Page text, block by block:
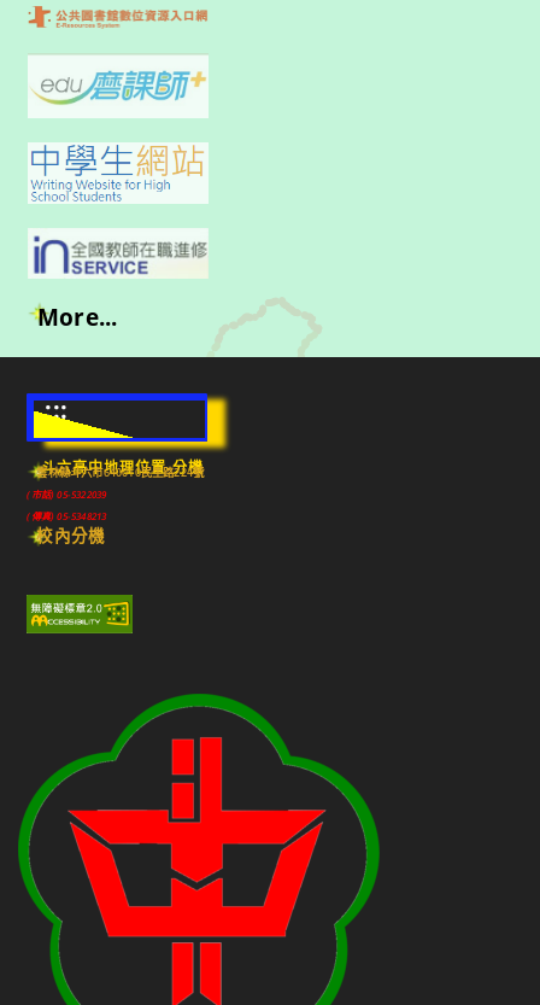
More...
:::
斗六高中地理位置-分機
雲林縣斗六市640010民生路224號
(市話) 05-5322039
(傳真) 05-5348213
校內分機